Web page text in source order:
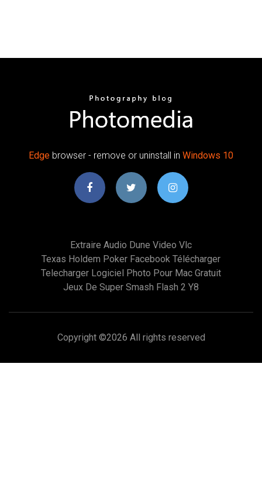
Edge browser - remove or uninstall in Windows 10
Extraire Audio Dune Video Vlc
Texas Holdem Poker Facebook Télécharger
Telecharger Logiciel Photo Pour Mac Gratuit
Jeux De Super Smash Flash 2 Y8
Copyright ©2026 All rights reserved